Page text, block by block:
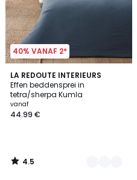
40% VANAF 2*
LA REDOUTE INTERIEURS
Effen beddensprei in
tetra/sherpa Kumla
Prijs
vanaf
vanaf
44.99 €
4.5
/ 5
5
Kleuren
4.5
/